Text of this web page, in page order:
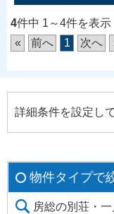
4件中 1～4件を表示
«
前へ 1 次へ
詳細条件を設定し
物件タイプで
房総の別荘・一